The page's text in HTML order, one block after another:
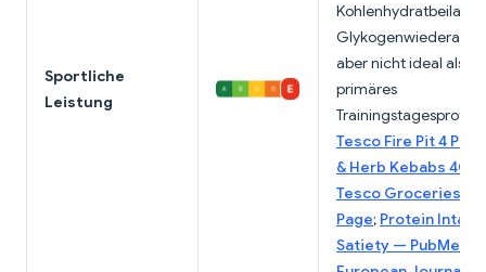
Sportliche
Leistung
aber nicht ideal als
primäres
Tesco Fire Pit 4
& Herb Kebabs
Tesco Groceries
Page; Protein Intake
Satiety — PubMed /